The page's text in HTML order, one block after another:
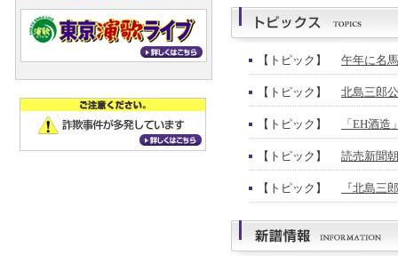
【トピック】 午年に名
【トピック】 北島三郎
【トピック】 「EH酒
【トピック】 読売新聞
【トピック】 『北島三